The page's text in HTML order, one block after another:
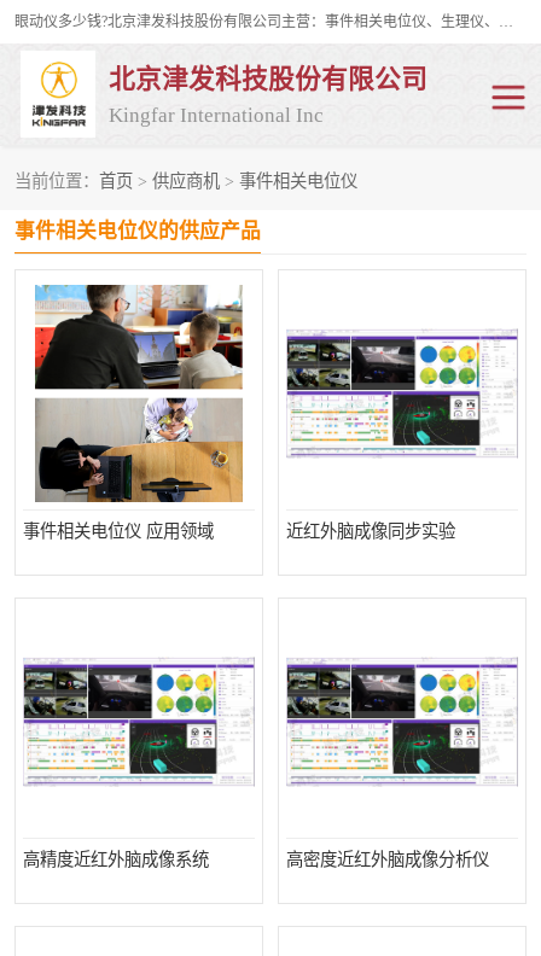
眼动仪多少钱?北京津发科技股份有限公司主营：事件相关电位仪、生理仪、肌电仪、脑电仪、皮电仪、眼动仪；是国家级高新技术企业、科技部认定的科技型中小企业和中关村高新技术企业，具备保密资格，具备自主进出口经营权；自主研发技术、产品与服务荣获多项省部级科学技术奖励、国家发明专利、国家软件著作权和省部级新技术新产品（服务）认证。
北京津发科技股份有限公司
Kingfar International Inc
当前位置： 首页 > 供应商机 > 事件相关电位仪
事件相关电位仪的供应产品
事件相关电位仪 应用领域 近红外脑成像同步实验
高精度近红外脑成像系统 高密度近红外脑成像分析仪
肌电仪 生理仪
事件相关电位仪 眼动仪多少钱
行为观察与表情分析 动作捕捉与生物力学
情绪与生理记录 人机交互实验室
神经营销与消费行为实验